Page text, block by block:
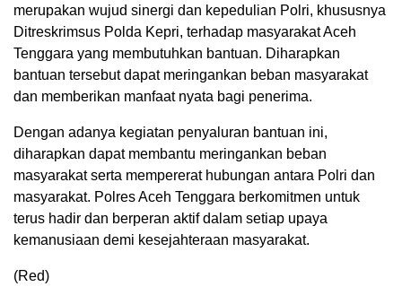
merupakan wujud sinergi dan kepedulian Polri, khususnya
Ditreskrimsus Polda Kepri, terhadap masyarakat Aceh
Tenggara yang membutuhkan bantuan. Diharapkan
bantuan tersebut dapat meringankan beban masyarakat
dan memberikan manfaat nyata bagi penerima.
Dengan adanya kegiatan penyaluran bantuan ini,
diharapkan dapat membantu meringankan beban
masyarakat serta mempererat hubungan antara Polri dan
masyarakat. Polres Aceh Tenggara berkomitmen untuk
terus hadir dan berperan aktif dalam setiap upaya
kemanusiaan demi kesejahteraan masyarakat.
(Red)